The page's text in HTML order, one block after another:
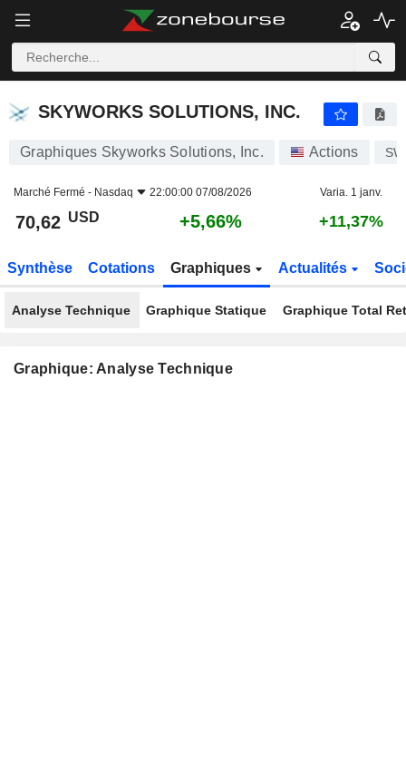
SKYWORKS SOLUTIONS, INC.
SKYWORKS SOLUTIONS, INC.
Graphiques Skyworks Solutions, Inc. Actions
Marché Fermé - Nasdaq 22:00:00 07/08/2026 Varia. 1 janv.
70,62 USD +5,66% +11,37%
Synthèse Cotations Graphiques Actualités
Analyse Technique Graphique Statique Graphique Total
Graphique: Analyse Technique